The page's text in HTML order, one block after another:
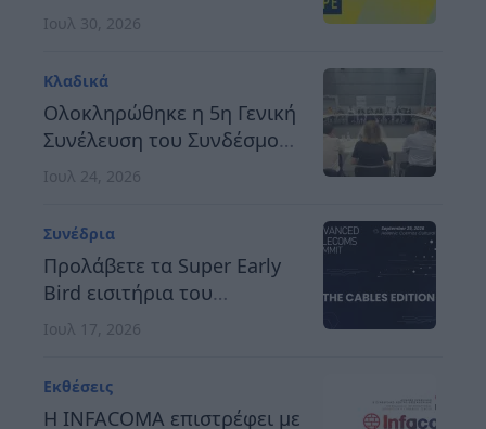
Βερολίνο, στις 26 έως 28
Ιουλ 30, 2026
Κλαδικά
Ολοκληρώθηκε η 5η Γενική
Συνέλευση του Συνδέσμου
Οργανωτών &
Ελλάδος
Ιουλ 24, 2026
Συνέδρια
Προλάβετε τα Super Early
Bird εισιτήρια του
Advanced Telecoms
Ιουλ 17, 2026
Εκθέσεις
Η INFACOMA επιστρέφει με